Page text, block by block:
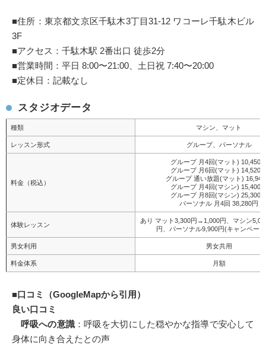
■住所：東京都文京区千駄木3丁目31-12 ワコーレ千駄木ビル
3F
■アクセス：千駄木駅 2番出口 徒歩2分
■営業時間：平日 8:00〜21:00、土日祝 7:40〜20:00
■定休日：記載なし
スタジオデータ
種類 マシン、マット
レッスン形式 グループ、パーソナル
料金（税込）
グループ 月4回(マット) 10,450
グループ 月6回(マット) 14,520
グループ 通い放題(マット)
グループ 月4回(マシン) 15,400
グループ 月8回(マシン) 25,300
パーソナル 月4回 38,280円
体験レッスン
あり マット3,300円→1,000円、マシン
円、パーソナル9,900円(キャンペー
男女利用 男女共用
料金体系 月額
■口コミ（GoogleMapから引用）
良い口コミ
呼吸への意識：呼吸を大切にした穏やかな指導で安心して
身体に向き合えたとの声